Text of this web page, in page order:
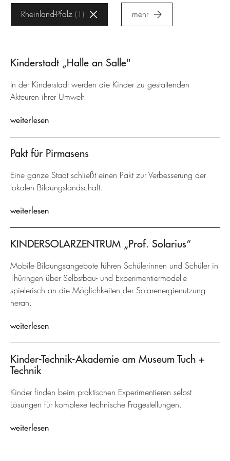
Rheinland-Pfalz 1 mehr
Kinderstadt „Halle an Salle"
In der Kinderstadt werden die Kinder zu gestaltenden
Akteuren ihrer Umwelt.
weiterlesen
Pakt für Pirmasens
Eine ganze Stadt schließt einen Pakt zur Verbesserung der
lokalen Bildungslandschaft.
weiterlesen
KINDERSOLARZENTRUM „Prof. Solarius“
Mobile Bildungsangebote führen Schülerinnen und Schüler in
Thüringen über Selbstbau- und Experimentiermodelle
spielerisch an die Möglichkeiten der Solarenergienutzung
heran.
weiterlesen
Kinder-Technik-Akademie am Museum Tuch +
Technik
Kinder finden beim praktischen Experimentieren selbst
Lösungen für komplexe technische Fragestellungen.
weiterlesen